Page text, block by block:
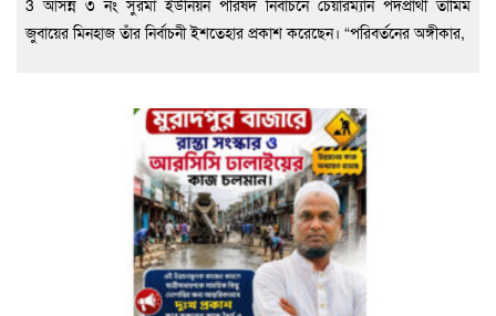
3 আসন্ন ৩ নং সুরমা ইউনিয়ন পরিষদ নির্বাচনে চেয়ারম্যান পদপ্রার্থী তামিম
জুবায়ের মিনহাজ তাঁর নির্বাচনী ইশতেহার প্রকাশ করেছেন। “পরিবর্তনের অঙ্গীকার,